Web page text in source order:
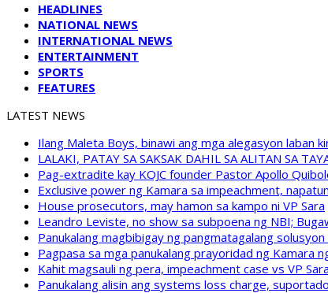
HEADLINES
NATIONAL NEWS
INTERNATIONAL NEWS
ENTERTAINMENT
SPORTS
FEATURES
LATEST NEWS
Ilang Maleta Boys, binawi ang mga alegasyon laban
LALAKI, PATAY SA SAKSAK DAHIL SA ALITAN SA
Pag-extradite kay KOJC founder Pastor Apollo
Exclusive power ng Kamara sa impeachment,
House prosecutors, may hamon sa kampo ni VP Sara
Leandro Leviste, no show sa subpoena ng NBI;
Panukalang magbibigay ng pangmatagalang
Pagpasa sa mga panukalang prayoridad ng Kamara
Kahit magsauli ng pera, impeachment case vs VP
Panukalang alisin ang systems loss charge,